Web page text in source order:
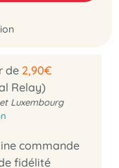
de 2,90€
Relay)
Luxembourg
commande
fidélité